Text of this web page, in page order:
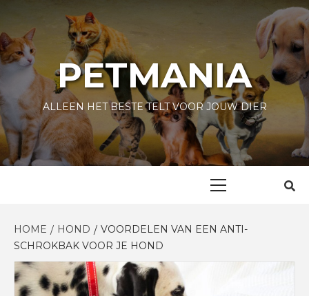
content
PETMANIA
ALLEEN HET BESTE TELT VOOR JOUW DIER
HOME HOND
VOORDELEN VAN EEN ANTI-
SCHROKBAK VOOR JE HOND